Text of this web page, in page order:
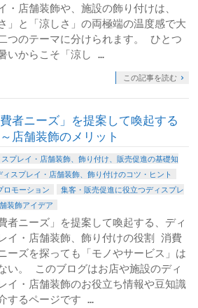
・店舗装飾や、施設の飾り付けは、
さ」と「涼しさ」の両極端の温度感で大
つのテーマに分けられます。 ひとつ
いからこそ「涼し …
この記事を読む
費者ニーズ」を提案して喚起する
店舗装飾のメリット
プレイ・店舗装飾、飾り付け、販売促進の基礎知
ィスプレイ・店舗装飾、飾り付けのコツ・ヒント
ロモーション
集客・販売促進に役立つディスプレ
装飾アイデア
費者ニーズ」を提案して喚起する、ディ
イ・店舗装飾、飾り付けの役割 消費
ーズを探っても「モノやサービス」は
い。 このブログはお店や施設のディ
イ・店舗装飾のお役立ち情報や豆知識
するページです …